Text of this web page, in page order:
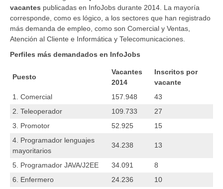
vacantes publicadas en InfoJobs durante 2014. La mayoría
corresponde, como es lógico, a los sectores que han registrado
más demanda de empleo, como son Comercial y Ventas,
Atención al Cliente e Informática y Telecomunicaciones.
Perfiles más demandados en InfoJobs
Puesto
Vacantes
2014
Inscritos por
vacante
1. Comercial
157.948
43
2. Teleoperador
109.733
27
3. Promotor
52.925
15
4. Programador lenguajes
mayoritarios
34.238 13
5. Programador JAVA/J2EE 34.091
8
6. Enfermero
24.236
10